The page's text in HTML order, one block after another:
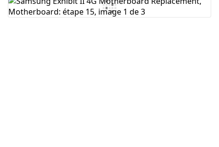
Ajouter un commentaire